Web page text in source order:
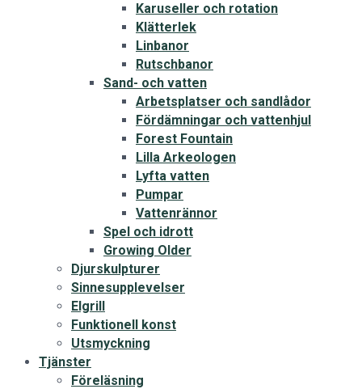
Karuseller och rotation
Klätterlek
Linbanor
Rutschbanor
Sand- och vatten
Arbetsplatser och sandlådor
Fördämningar och vattenhjul
Forest Fountain
Lilla Arkeologen
Lyfta vatten
Pumpar
Vattenrännor
Spel och idrott
Growing Older
Djurskulpturer
Sinnesupplevelser
Elgrill
Funktionell konst
Utsmyckning
Tjänster
Föreläsning